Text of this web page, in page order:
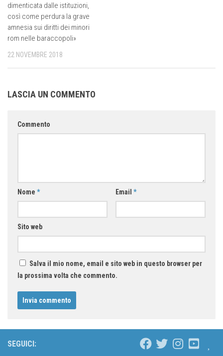
dimenticata dalle istituzioni,
così come perdura la grave
amnesia sui diritti dei minori
rom nelle baraccopoli»
22 NOVEMBRE 2018
LASCIA UN COMMENTO
Commento
Nome * Email *
Sito web
Salva il mio nome, email e sito web in questo browser per
la prossima volta che commento.
SEGUICI: